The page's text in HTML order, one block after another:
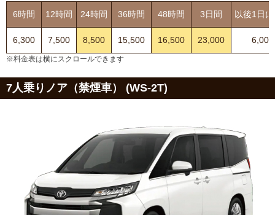
6時間 12時間 24時間 36時間 48時間 3日間 以後1日
6,300 7,500 8,500 15,500 16,500 23,000 6,000
※料金表は横にスクロールできます
7人乗りノア（禁煙車） (WS-2T)